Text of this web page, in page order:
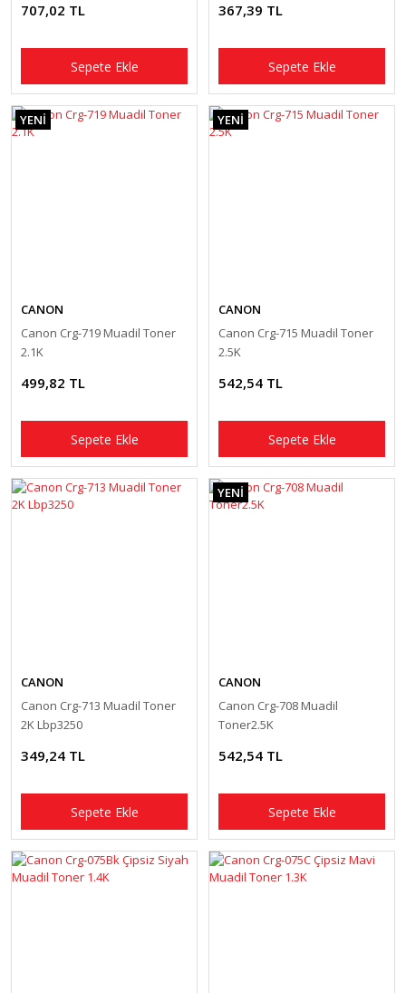
707,02 TL
Sepete Ekle
367,39 TL
Sepete Ekle
YENİ
CANON
Canon Crg-719 Muadil Toner
2.1K
499,82 TL
Sepete Ekle
YENİ
CANON
Canon Crg-715 Muadil Toner
2.5K
542,54 TL
Sepete Ekle
CANON
Canon Crg-713 Muadil Toner
2K Lbp3250
349,24 TL
Sepete Ekle
YENİ
CANON
Canon Crg-708 Muadil
Toner2.5K
542,54 TL
Sepete Ekle